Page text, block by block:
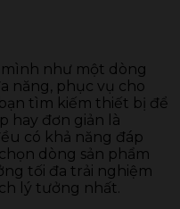
như một dòng
năng, phục vụ cho
tìm kiếm thiết bị để
hay đơn giản là
có khả năng đáp
dòng sản phẩm
tối đa trải nghiệm
lý tưởng nhất.